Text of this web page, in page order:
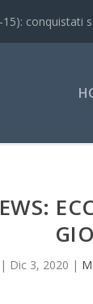
conquistati
| Dic 3, 2020 |